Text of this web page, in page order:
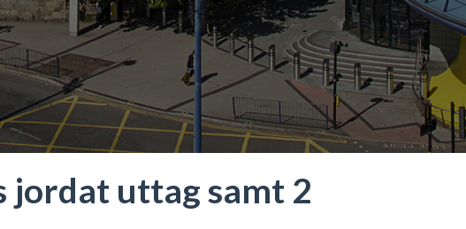
jordat uttag samt 2